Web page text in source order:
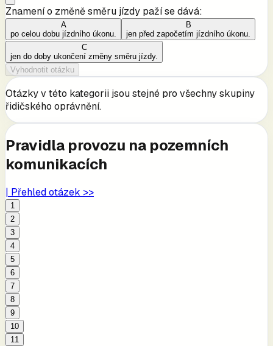
Znamení o změně směru jízdy paží se dává:
A
po celou dobu jízdního úkonu.
B
jen před započetím jízdního úkonu.
C
jen do doby ukončení změny směru jízdy.
Vyhodnotit otázku
Otázky v této kategorii jsou stejné pro všechny skupiny
řidičského oprávnění.
Pravidla provozu na pozemních
komunikacích
| Přehled otázek >>
1
2
3
4
5
6
7
8
9
10
11